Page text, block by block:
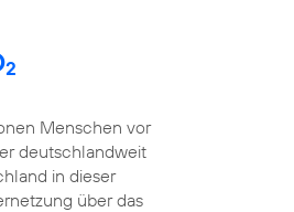
2
Menschen vor
deutschlandweit
in dieser
über das